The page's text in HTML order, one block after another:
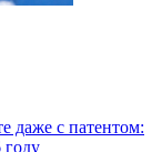
даже с патентом:
году